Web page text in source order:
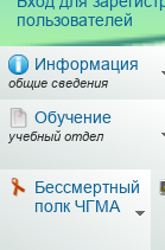
пользователей
Информация
общие сведения
Обучение
учебный отдел
Бессмертный
полк ЧГМА